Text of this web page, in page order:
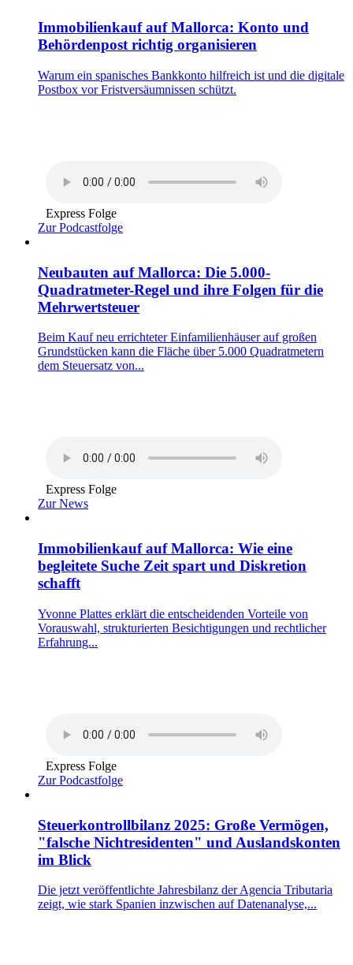
Immobilienkauf auf Mallorca: Konto und
Behördenpost richtig organisieren
Warum ein spanisches Bankkonto hilfreich ist und die digitale
Postbox vor Fristversäumnissen schützt.
Express Folge
Zur Podcastfolge
Neubauten auf Mallorca: Die 5.000-
Quadratmeter-Regel und ihre Folgen für die
Mehrwertsteuer
Beim Kauf neu errichteter Einfamilienhäuser auf großen
Grundstücken kann die Fläche über 5.000 Quadratmetern
dem Steuersatz von...
Express Folge
Zur News
Immobilienkauf auf Mallorca: Wie eine
begleitete Suche Zeit spart und Diskretion
schafft
Yvonne Plattes erklärt die entscheidenden Vorteile von
Vorauswahl, strukturierten Besichtigungen und rechtlicher
Erfahrung...
Express Folge
Zur Podcastfolge
Steuerkontrollbilanz 2025: Große Vermögen,
"falsche Nichtresidenten" und Auslandskonten
im Blick
Die jetzt veröffentlichte Jahresbilanz der Agencia Tributaria
zeigt, wie stark Spanien inzwischen auf Datenanalyse,...